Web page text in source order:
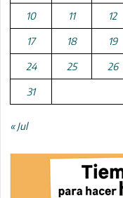
10 11 12
17 18 19
24 25 26
31
« Jul